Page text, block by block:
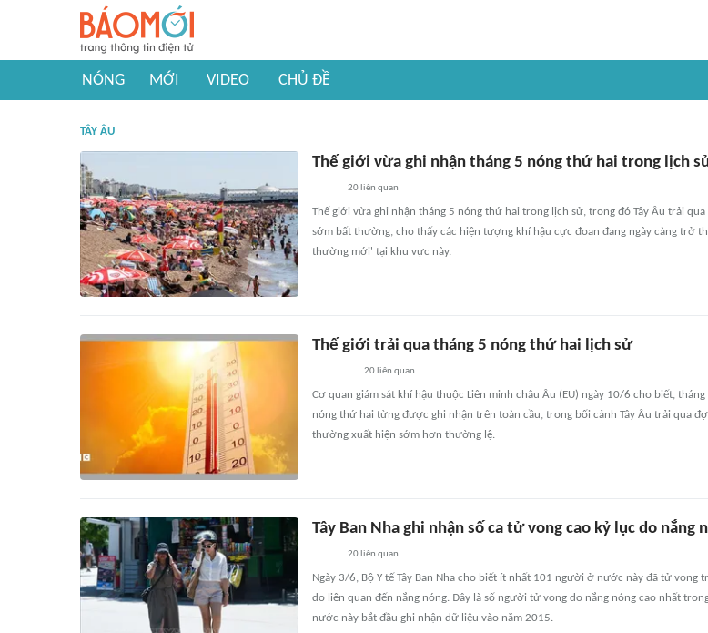
NÓNG MỚI VIDEO CHỦ ĐỀ
TÂY ÂU
Thế giới vừa ghi nhận tháng 5 nóng thứ hai trong lịch
20 liên quan
Thế giới vừa ghi nhận tháng 5 nóng thứ hai trong lịch sử, trong đó Tây Âu trải
sớm bất thường, cho thấy các hiện tượng khí hậu cực đoan đang ngày càng trở
thường mới' tại khu vực này.
Thế giới trải qua tháng 5 nóng thứ hai lịch sử
20 liên quan
Cơ quan giám sát khí hậu thuộc Liên minh châu Âu (EU) ngày 10/6 cho biết,
nóng thứ hai từng được ghi nhận trên toàn cầu, trong bối cảnh Tây Âu trải qua
thường xuất hiện sớm hơn thường lệ.
Tây Ban Nha ghi nhận số ca tử vong cao kỷ lục do nắng
20 liên quan
Ngày 3/6, Bộ Y tế Tây Ban Nha cho biết ít nhất 101 người ở nước này đã tử vong
do liên quan đến nắng nóng. Đây là số người tử vong do nắng nóng cao nhất
nước này bắt đầu ghi nhận dữ liệu vào năm 2015.